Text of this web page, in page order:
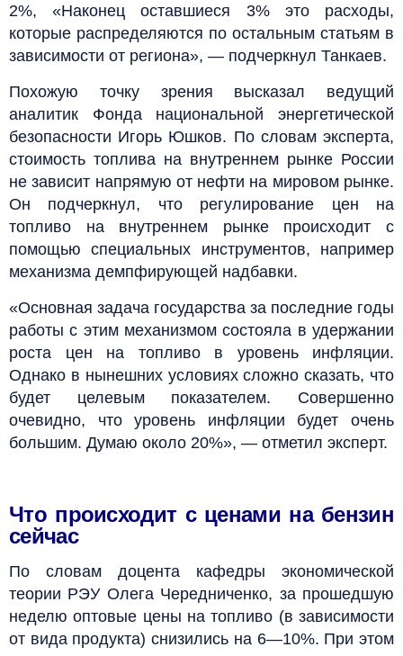
2%, «Наконец оставшиеся 3% это расходы,
которые распределяются по остальным статьям в
зависимости от региона», — подчеркнул Танкаев.
Похожую точку зрения высказал ведущий
аналитик Фонда национальной энергетической
безопасности Игорь Юшков. По словам эксперта,
стоимость топлива на внутреннем рынке России
не зависит напрямую от нефти на мировом рынке.
Он подчеркнул, что регулирование цен на
топливо на внутреннем рынке происходит с
помощью специальных инструментов, например
механизма демпфирующей надбавки.
«Основная задача государства за последние годы
работы с этим механизмом состояла в удержании
роста цен на топливо в уровень инфляции.
Однако в нынешних условиях сложно сказать, что
будет целевым показателем. Совершенно
очевидно, что уровень инфляции будет очень
большим. Думаю около 20%», — отметил эксперт.
Что происходит с ценами на бензин
сейчас
По словам доцента кафедры экономической
теории РЭУ Олега Чередниченко, за прошедшую
неделю оптовые цены на топливо (в зависимости
от вида продукта) снизились на 6—10%. При этом